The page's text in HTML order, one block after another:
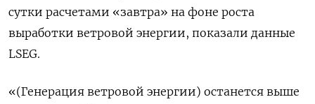
сутки расчетами «завтра» на фоне роста
выработки ветровой энергии, показали данные
LSEG.
«(Генерация ветровой энергии) останется выше